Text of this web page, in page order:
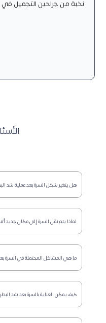
نخبة من جراحين التجميل في Turkey Luxury Clinics
هل يتغير شكل السرة بعد عملية شد
لماذا يتم نقل السرة إلى مكان جديد
ما هي المشاكل المحتملة في السرة
كيف يمكن العناية بالسرة بعد شد